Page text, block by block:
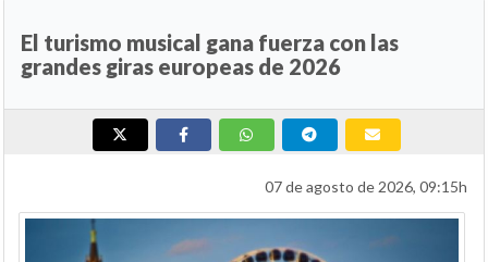
El turismo musical gana fuerza con las
grandes giras europeas de 2026
07 de agosto de 2026, 09:15h